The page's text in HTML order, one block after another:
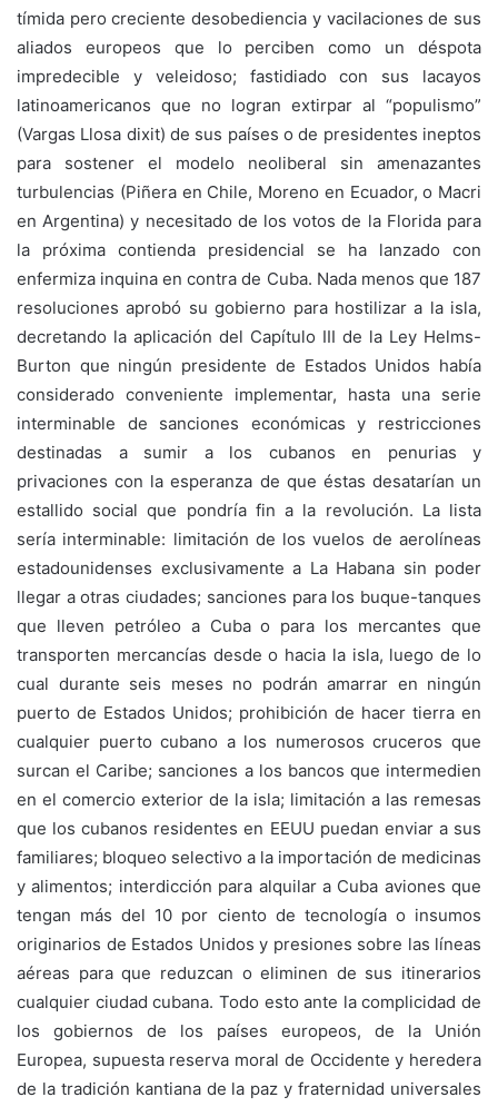
tímida pero creciente desobediencia y vacilaciones de sus
aliados europeos que lo perciben como un déspota
impredecible y veleidoso; fastidiado con sus lacayos
latinoamericanos que no logran extirpar al “populismo”
(Vargas Llosa dixit) de sus países o de presidentes ineptos
para sostener el modelo neoliberal sin amenazantes
turbulencias (Piñera en Chile, Moreno en Ecuador, o Macri
en Argentina) y necesitado de los votos de la Florida para
la próxima contienda presidencial se ha lanzado con
enfermiza inquina en contra de Cuba. Nada menos que 187
resoluciones aprobó su gobierno para hostilizar a la isla,
decretando la aplicación del Capítulo III de la Ley Helms-
Burton que ningún presidente de Estados Unidos había
considerado conveniente implementar, hasta una serie
interminable de sanciones económicas y restricciones
destinadas a sumir a los cubanos en penurias y
privaciones con la esperanza de que éstas desatarían un
estallido social que pondría fin a la revolución. La lista
sería interminable: limitación de los vuelos de aerolíneas
estadounidenses exclusivamente a La Habana sin poder
llegar a otras ciudades; sanciones para los buque-tanques
que lleven petróleo a Cuba o para los mercantes que
transporten mercancías desde o hacia la isla, luego de lo
cual durante seis meses no podrán amarrar en ningún
puerto de Estados Unidos; prohibición de hacer tierra en
cualquier puerto cubano a los numerosos cruceros que
surcan el Caribe; sanciones a los bancos que intermedien
en el comercio exterior de la isla; limitación a las remesas
que los cubanos residentes en EEUU puedan enviar a sus
familiares; bloqueo selectivo a la importación de medicinas
y alimentos; interdicción para alquilar a Cuba aviones que
tengan más del 10 por ciento de tecnología o insumos
originarios de Estados Unidos y presiones sobre las líneas
aéreas para que reduzcan o eliminen de sus itinerarios
cualquier ciudad cubana. Todo esto ante la complicidad de
los gobiernos de los países europeos, de la Unión
Europea, supuesta reserva moral de Occidente y heredera
de la tradición kantiana de la paz y fraternidad universales